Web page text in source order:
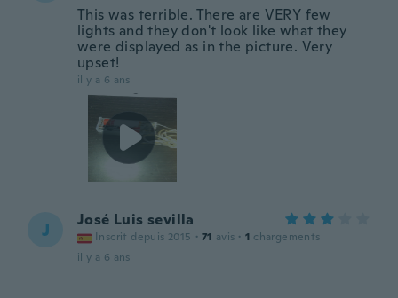
This was terrible. There are VERY few
lights and they don't look like what they
were displayed as in the picture. Very
upset!
il y a 6 ans
J José Luis sevilla
Inscrit depuis 2015 · 71 avis · 1 chargements
il y a 6 ans